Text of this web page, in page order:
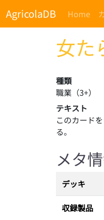
AgricolaDB Home
女た
種類
職業 （3+）
テキスト
このカード
る。
メタ
デッキ
収録製品